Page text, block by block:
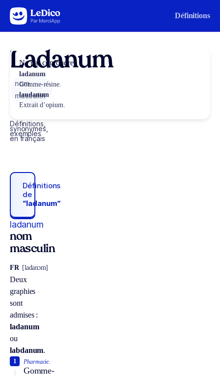
Aller au contenu Définitions
Ladanum
nom
masculin
Définitions,
synonymes,
exemples
en français
Définitions
de
“ladanum“
ladanum
nom
masculin
FR [ladanɔm]
Deux
graphies
sont
admises :
ladanum
ou
labdanum.
Pharmacie.
Gomme-
1
Ne pas confondre
ladanum
Gomme-résine.
laudanum
Extrait d’opium.